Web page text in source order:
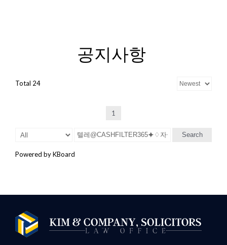
공지사항
Total 24
1
Search
Powered by KBoard